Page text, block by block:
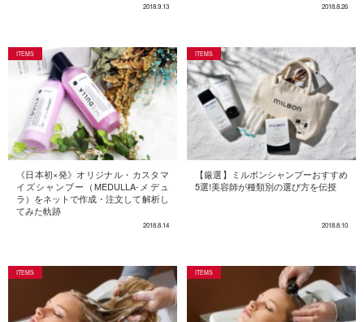
2018.9.13 2018.8.26
《日本初×発》オリジナル・カスタマ
イズシャンプー（MEDULLA-メデュ
ラ）をネットで作成・注文して解析し
てみた軌跡
2018.8.14
【厳選】ミルボンシャンプーおすすめ
5選!美容師が種類別の選び方を伝授
2018.8.10